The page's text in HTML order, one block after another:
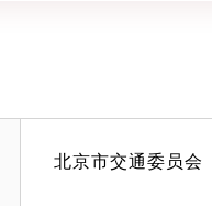
北京市交通委员会